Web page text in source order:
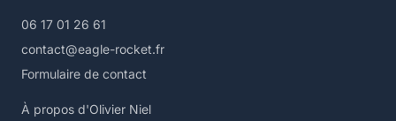
06 17 01 26 61
contact@eagle-rocket.fr
Formulaire de contact
À propos d'Olivier Niel